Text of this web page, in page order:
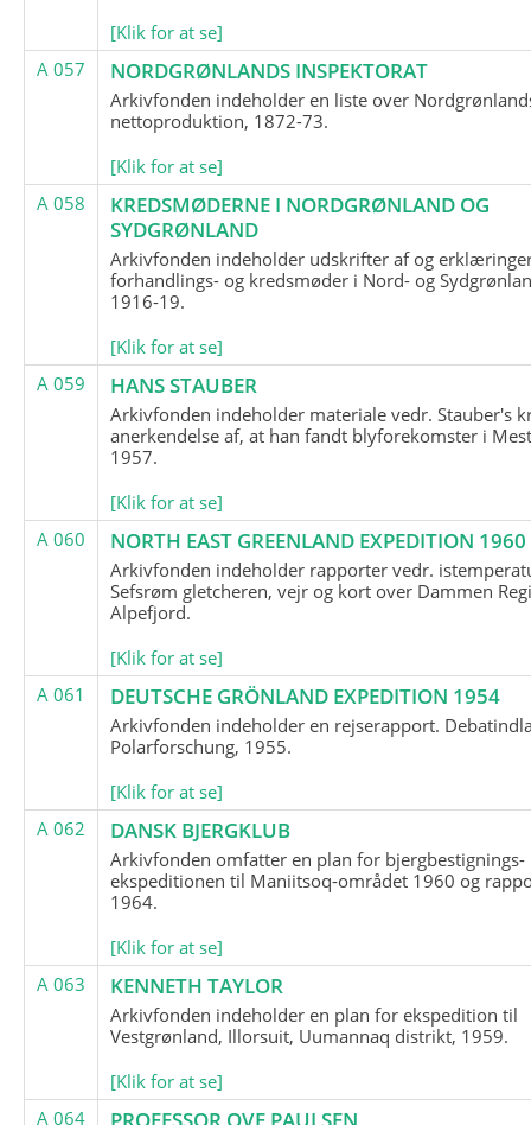
[Klik for at se]
A 057
NORDGRØNLANDS INSPEKTORAT
Arkivfonden indeholder en liste over
nettoproduktion, 1872-73.
[Klik for at se]
A 058
KREDSMØDERNE I NORDGRØNLAND OG
SYDGRØNLAND
Arkivfonden indeholder udskrifter af og
forhandlings- og kredsmøder i Nord- og
1916-19.
[Klik for at se]
A 059
HANS STAUBER
Arkivfonden indeholder materiale vedr. Stauber's
anerkendelse af, at han fandt blyforekomster i
1957.
[Klik for at se]
A 060
NORTH EAST GREENLAND EXPEDITION 1960
Arkivfonden indeholder rapporter vedr.
Sefsrøm gletcheren, vejr og kort over Dammen
Alpefjord.
[Klik for at se]
A 061
DEUTSCHE GRÖNLAND EXPEDITION 1954
Arkivfonden indeholder en rejserapport.
Polarforschung, 1955.
[Klik for at se]
A 062
DANSK BJERGKLUB
Arkivfonden omfatter en plan for bjergbestignings-
ekspeditionen til Maniitsoq-området 1960 og
1964.
[Klik for at se]
A 063
KENNETH TAYLOR
Arkivfonden indeholder en plan for ekspedition til
Vestgrønland, Illorsuit, Uumannaq distrikt, 1959.
[Klik for at se]
A 064
PROFESSOR OVE PAULSEN